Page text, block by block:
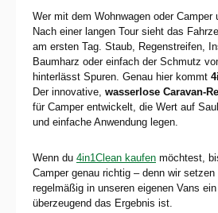
Wer mit dem Wohnwagen oder Camper
Nach einer langen Tour sieht das
am ersten Tag. Staub, Regenstreifen,
Baumharz oder einfach der Schmutz
hinterlässt Spuren. Genau hier kommt
Der innovative, wasserlose Caravan-
für Camper entwickelt, die Wert auf
und einfache Anwendung legen.
Wenn du 4in1Clean kaufen möchtest,
Camper genau richtig – denn wir
regelmäßig in unseren eigenen Vans
überzeugend das Ergebnis ist.